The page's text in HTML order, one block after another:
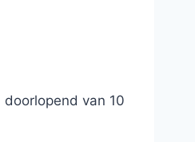
van 10